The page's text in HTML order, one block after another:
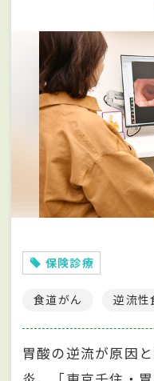
保険診療
食道がん 逆流性
胃酸の逆流が原因